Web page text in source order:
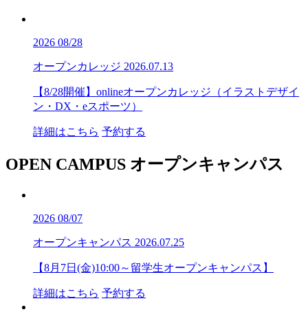
2026 08/28
オープンカレッジ 2026.07.13
【8/28開催】onlineオープンカレッジ（イラストデザイ
ン・DX・eスポーツ）
詳細はこちら 予約する
OPEN CAMPUS オープンキャンパス
2026 08/07
オープンキャンパス 2026.07.25
【8月7日(金)10:00～留学生オープンキャンパス】
詳細はこちら 予約する